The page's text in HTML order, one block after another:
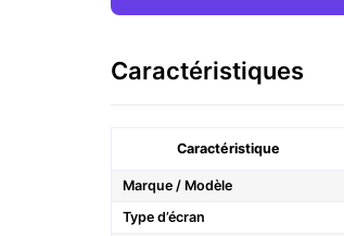
Caractéristiques
Caractéristique
Marque / Modèle
Type d’écran